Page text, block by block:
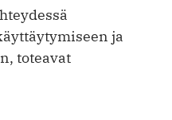
ja
toteavat